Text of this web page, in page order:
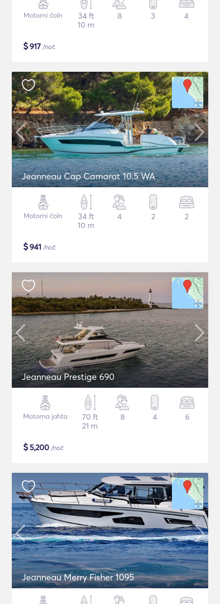
Motorni čoln
34 ft
10 m
8 3 4
$917 /noč
Jeanneau Cap Camarat 10.5 WA
Motorni čoln
34 ft
10 m
4 2 2
$941 /noč
Jeanneau Prestige 690
Motorna jahta
70 ft
21 m
8 4 6
$5,200 /noč
Jeanneau Merry Fisher 1095